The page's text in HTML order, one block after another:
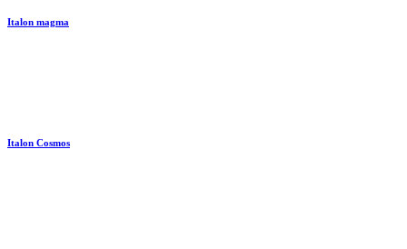
Italon magma
Italon Cosmos